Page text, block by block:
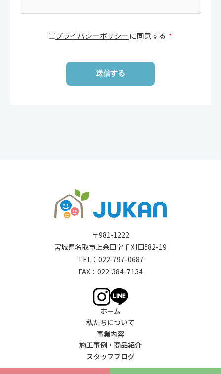
プライバシーポリシーに同意する *
送信する
〒981-1222
宮城県名取市上余田字千刈田582-19
TEL： 022-797-0687
FAX：022-384-7134
ホーム
私たちについて
事業内容
施工事例・商品紹介
スタッフブログ